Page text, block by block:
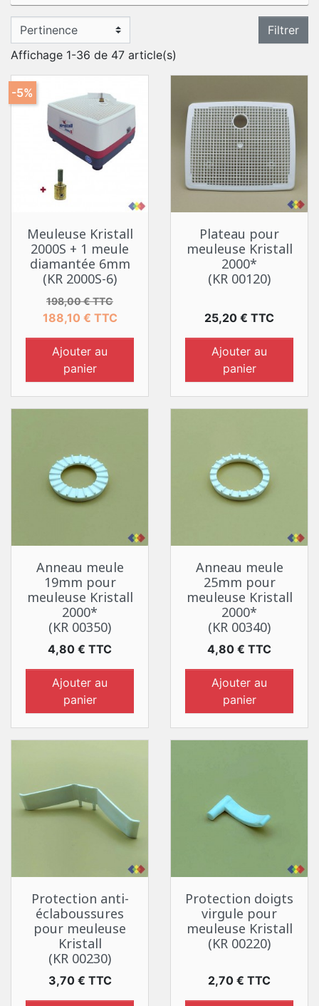
Filtrer
Affichage 1-36 de 47 article(s)
Meuleuse Kristall
2000S + 1 meule
diamantée 6mm
(KR 2000S-6)
Prix de base
198,00 € TTCPrix
188,10 € TTC
Ajouter au
panier
-5%
Plateau pour
meuleuse Kristall
2000*
(KR 00120)
Prix
25,20 € TTC
Ajouter au
panier
Anneau meule
19mm pour
meuleuse Kristall
2000*
(KR 00350)
Prix
4,80 € TTC
Ajouter au
panier
Anneau meule
25mm pour
meuleuse Kristall
2000*
(KR 00340)
Prix
4,80 € TTC
Ajouter au
panier
Protection anti-
éclaboussures
pour meuleuse
Kristall
(KR 00230)
Prix
3,70 € TTC
Protection doigts
virgule pour
meuleuse Kristall
(KR 00220)
Prix
2,70 € TTC